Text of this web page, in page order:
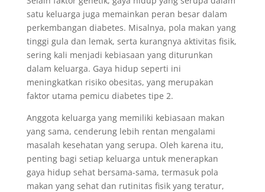
satu keluarga juga memainkan peran besar dalam
perkembangan diabetes. Misalnya, pola makan yang
tinggi gula dan lemak, serta kurangnya aktivitas fisik,
sering kali menjadi kebiasaan yang diturunkan
dalam keluarga. Gaya hidup seperti ini
meningkatkan risiko obesitas, yang merupakan
faktor utama pemicu diabetes tipe 2.
Anggota keluarga yang memiliki kebiasaan makan
yang sama, cenderung lebih rentan mengalami
masalah kesehatan yang serupa. Oleh karena itu,
penting bagi setiap keluarga untuk menerapkan
gaya hidup sehat bersama-sama, termasuk pola
makan yang sehat dan rutinitas fisik yang teratur,